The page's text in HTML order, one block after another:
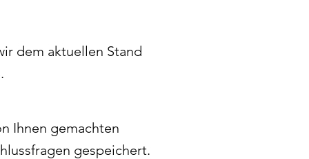
dem aktuellen Stand
Ihnen gemachten
gespeichert.